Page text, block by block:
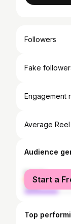
Followers
Fake
Engagement
Average
Audience
female
male
Start a
Top